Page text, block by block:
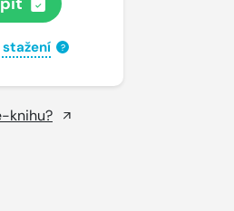
stažení ?
knihu?